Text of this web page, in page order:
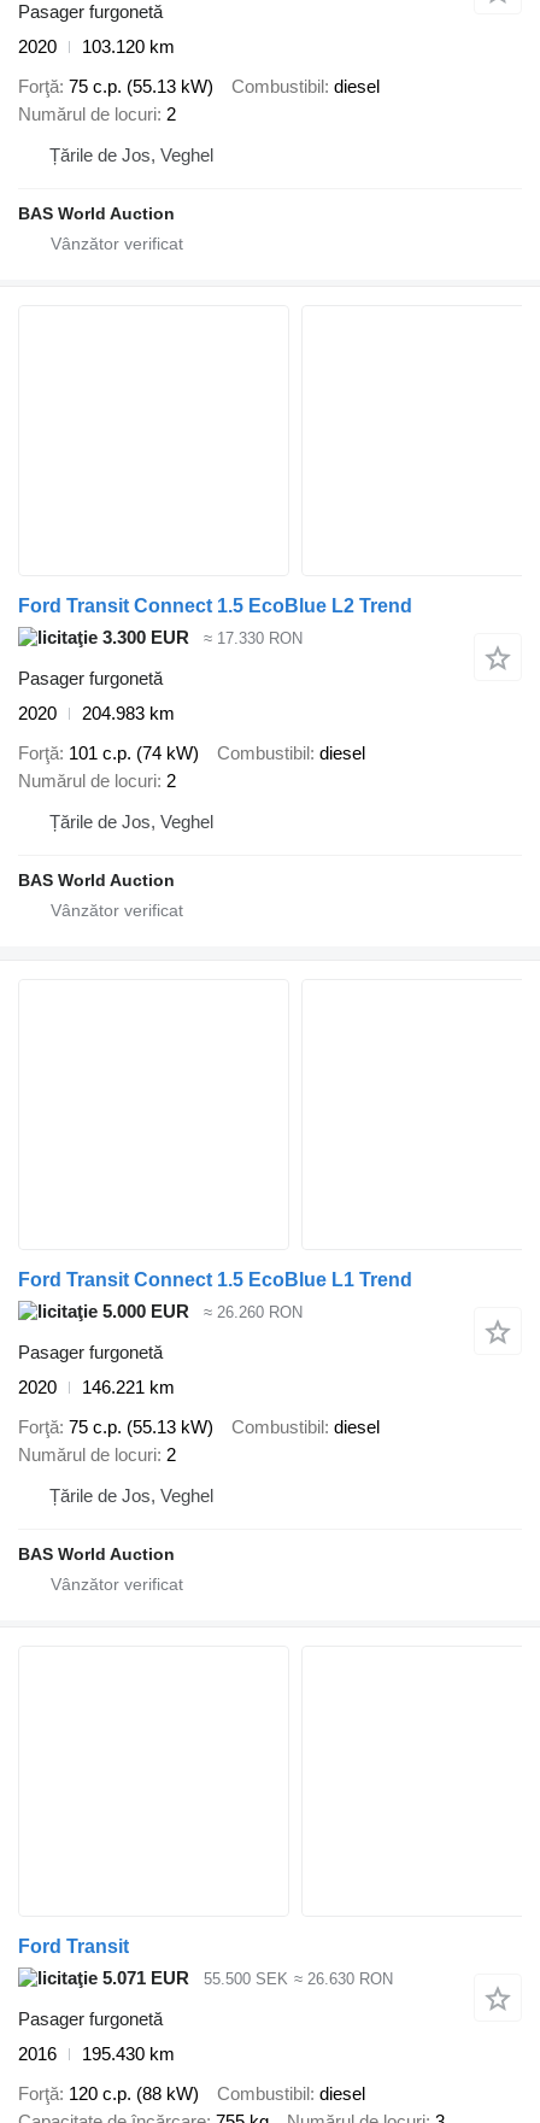
Pasager furgonetă
2020
103.120 km
Forţă 75 c.p. (55.13 kW) Combustibil diesel
Numărul de locuri 2
Țările de Jos, Veghel
BAS World Auction
Ford Transit Connect 1.5 EcoBlue L2 Trend
3.300 EUR
≈ 17.330 RON
Pasager furgonetă
2020
204.983 km
Forţă 101 c.p. (74 kW) Combustibil diesel
Numărul de locuri 2
Țările de Jos, Veghel
BAS World Auction
Ford Transit Connect 1.5 EcoBlue L1 Trend
5.000 EUR
≈ 26.260 RON
Pasager furgonetă
2020
146.221 km
Forţă 75 c.p. (55.13 kW) Combustibil diesel
Numărul de locuri 2
Țările de Jos, Veghel
BAS World Auction
Ford Transit
5.071 EUR
55.500 SEK ≈ 26.630 RON
Pasager furgonetă
2016
195.430 km
Forţă 120 c.p. (88 kW) Combustibil diesel